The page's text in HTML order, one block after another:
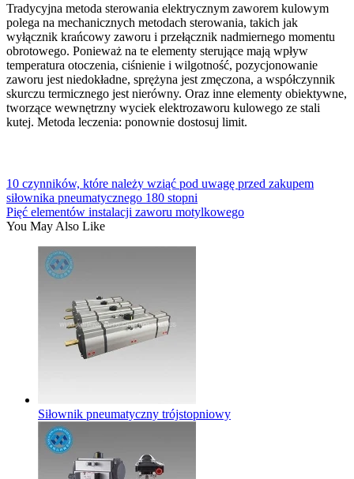
Tradycyjna metoda sterowania elektrycznym zaworem kulowym
polega na mechanicznych metodach sterowania, takich jak
wyłącznik krańcowy zaworu i przełącznik nadmiernego momentu
obrotowego. Ponieważ na te elementy sterujące mają wpływ
temperatura otoczenia, ciśnienie i wilgotność, pozycjonowanie
zaworu jest niedokładne, sprężyna jest zmęczona, a współczynnik
skurczu termicznego jest nierówny. Oraz inne elementy obiektywne,
tworzące wewnętrzny wyciek elektrozaworu kulowego ze stali
kutej. Metoda leczenia: ponownie dostosuj limit.
10 czynników, które należy wziąć pod uwagę przed zakupem
siłownika pneumatycznego 180 stopni
Pięć elementów instalacji zaworu motylkowego
You May Also Like
Siłownik pneumatyczny trójstopniowy